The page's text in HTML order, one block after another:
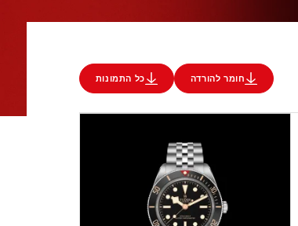
חומר להורדה כל התמונות